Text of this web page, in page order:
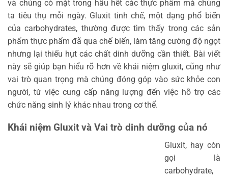
và chúng có mặt trong hầu hết các thực phẩm mà chúng
ta tiêu thụ mỗi ngày. Gluxit tinh chế, một dạng phổ biến
của carbohydrates, thường được tìm thấy trong các sản
phẩm thực phẩm đã qua chế biến, làm tăng cường độ ngọt
nhưng lại thiếu hụt các chất dinh dưỡng cần thiết. Bài viết
này sẽ giúp bạn hiểu rõ hơn về khái niệm gluxit, cũng như
vai trò quan trọng mà chúng đóng góp vào sức khỏe con
người, từ việc cung cấp năng lượng đến việc hỗ trợ các
chức năng sinh lý khác nhau trong cơ thể.
Khái niệm Gluxit và Vai trò dinh dưỡng của nó
Gluxit, hay còn
gọi là
carbohydrate,